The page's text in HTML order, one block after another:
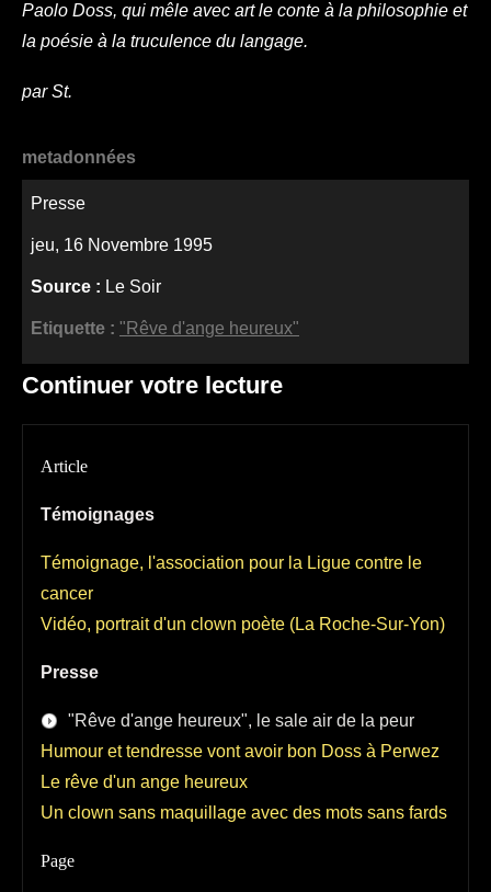
Paolo Doss, qui mêle avec art le conte à la philosophie et
la poésie à la truculence du langage.
par St.
metadonnées
Presse
jeu, 16 Novembre 1995
Source : Le Soir
Etiquette : "Rêve d'ange heureux"
Continuer votre lecture
Article
Témoignages
Témoignage, l'association pour la Ligue contre le
cancer
Vidéo, portrait d'un clown poète (La Roche-Sur-Yon)
Presse
"Rêve d'ange heureux", le sale air de la peur
Humour et tendresse vont avoir bon Doss à Perwez
Le rêve d'un ange heureux
Un clown sans maquillage avec des mots sans fards
Page